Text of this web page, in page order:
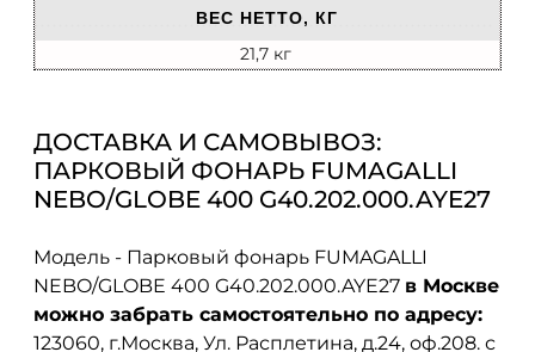
ВЕС НЕТТО, КГ
21,7 кг
ДОСТАВКА И САМОВЫВОЗ:
ПАРКОВЫЙ ФОНАРЬ FUMAGALLI
NEBO/GLOBE 400 G40.202.000.AYE27
Модель - Парковый фонарь FUMAGALLI
NEBO/GLOBE 400 G40.202.000.AYE27 в Москве
можно забрать самостоятельно по адресу:
123060, г.Москва, Ул. Расплетина, д.24, оф.208. с